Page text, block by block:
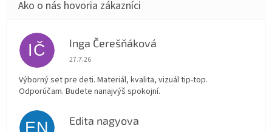
IČ Inga Čerešňáková
Hodnotenie obchodu je 5 z 5 hviezdičiek.
27.7.26
Výborný set pre deti. Materiál, kvalita, vizuál tip-top.
Odporúčam. Budete nanajvýš spokojní.
EN Edita nagyova